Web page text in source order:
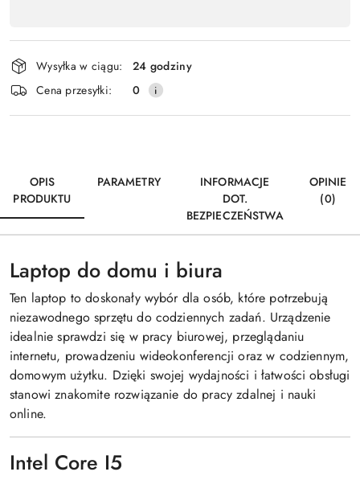
płatność
i
dostawa
Wysyłka w ciągu:
24 godziny
Cena przesyłki:
0
OPIS
PRODUKTU
PARAMETRY
INFORMACJE
DOT.
BEZPIECZEŃSTWA
OPINIE
(0)
Laptop do domu i biura
Ten laptop to doskonały wybór dla osób, które potrzebują
niezawodnego sprzętu do codziennych zadań. Urządzenie
idealnie sprawdzi się w pracy biurowej, przeglądaniu
internetu, prowadzeniu wideokonferencji oraz w codziennym,
domowym użytku. Dzięki swojej wydajności i łatwości obsługi
stanowi znakomite rozwiązanie do pracy zdalnej i nauki
online.
Intel Core I5